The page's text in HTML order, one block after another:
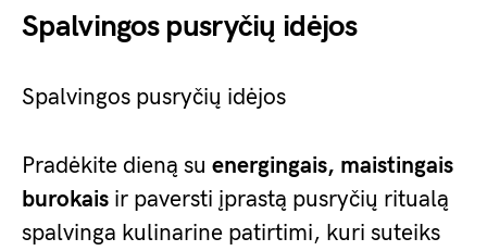
Spalvingos pusryčių idėjos
Spalvingos pusryčių idėjos
Pradėkite dieną su energingais, maistingais
burokais ir paversti įprastą pusryčių ritualą
spalvinga kulinarine patirtimi, kuri suteiks